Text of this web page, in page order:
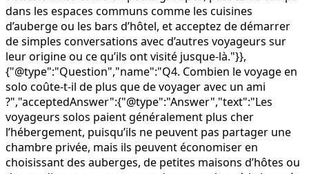
dans les espaces communs comme les cuisines
d’auberge ou les bars d’hôtel, et acceptez de démarrer
de simples conversations avec d’autres voyageurs sur
leur origine ou ce qu’ils ont visité jusque-là."}},
{"@type":"Question","name":"Q4. Combien le voyage en
solo coûte-t-il de plus que de voyager avec un ami
?","acceptedAnswer":{"@type":"Answer","text":"Les
voyageurs solos paient généralement plus cher
l’hébergement, puisqu’ils ne peuvent pas partager une
chambre privée, mais ils peuvent économiser en
choisissant des auberges, de petites maisons d’hôtes ou